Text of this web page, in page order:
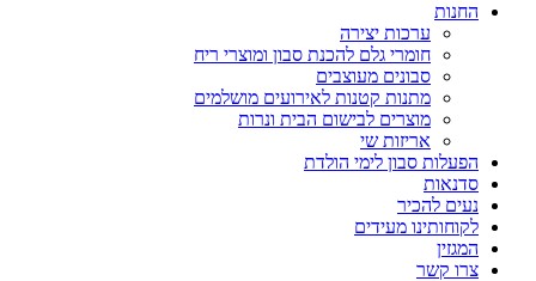
החנות
ערכות יצירה
חומרי גלם להכנת סבון ומוצרי ריח
סבונים מעוצבים
מתנות קטנות לאירועים מושלמים
מוצרים לבישום הבית ונרות
אריזות שי
הפעלות סבון לימי הולדת
סדנאות
נעים להכיר
לקוחותינו מעידים
המגזין
צרו קשר